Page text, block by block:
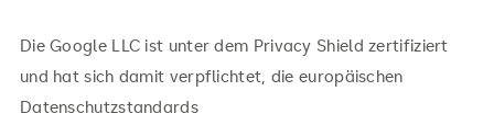
Die Google LLC ist unter dem Privacy Shield zertifiziert
und hat sich damit verpflichtet, die europäischen
Datenschutzstandards